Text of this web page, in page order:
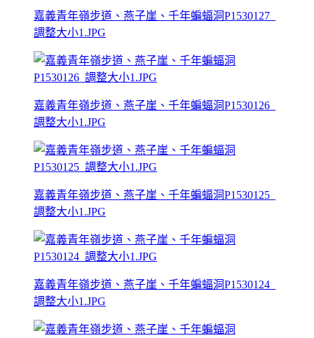
嘉義青年嶺步道、燕子崖、千年蝙蝠洞P1530127_
調整大小1.JPG
嘉義青年嶺步道、燕子崖、千年蝙蝠洞P1530126_
調整大小1.JPG
嘉義青年嶺步道、燕子崖、千年蝙蝠洞P1530125_
調整大小1.JPG
嘉義青年嶺步道、燕子崖、千年蝙蝠洞P1530124_
調整大小1.JPG